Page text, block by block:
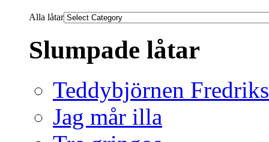
Alla låtar
Slumpade låtar
Teddybjörnen
Jag mår illa